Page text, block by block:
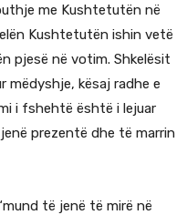
me Kushtetutën në
Kushtetutën ishin vetë
pjesë në votim. Shkelësit
mëdyshje, kësaj radhe e
i fshehtë është i lejuar
prezentë dhe të marrin
të jenë të mirë në